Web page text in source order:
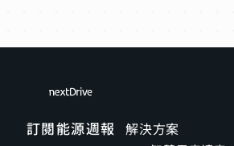
訂閱能源週報 解決方案